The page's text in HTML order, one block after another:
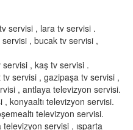
servisi , lara tv servisi .
, bucak tv servisi ,
, kaş tv servisi .
servisi , gazipaşa tv servisi ,
, antlaya televizyon servisi.
konyaaltı televizyon servisi.
televizyon servisi.
servisi , ısparta